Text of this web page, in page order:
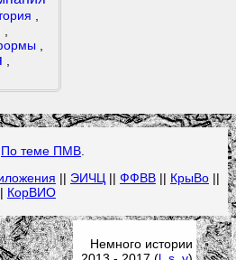
По теме ПМВ.
|| ЭИЧЦ || ФФВВ|| КрыВо||
КорВИО
Немного истории